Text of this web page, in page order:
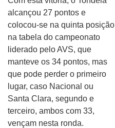
alcançou 27 pontos e
colocou-se na quinta posição
na tabela do campeonato
liderado pelo AVS, que
manteve os 34 pontos, mas
que pode perder o primeiro
lugar, caso Nacional ou
Santa Clara, segundo e
terceiro, ambos com 33,
vençam nesta ronda.